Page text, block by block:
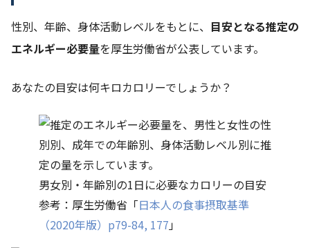
性別、年齢、身体活動レベルをもとに、 目安となる推定の
エネルギー必要量を厚生労働省が公表しています。
あなたの目安は何キロカロリーでしょうか？
男女別・年齢別の1日に必要なカロリーの目安
参考：厚生労働省「日本人の食事摂取基準
（2020年版）p79-84, 177」